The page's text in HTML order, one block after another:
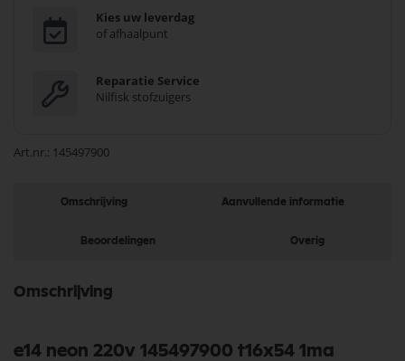
Kies uw leverdag
of afhaalpunt
Reparatie Service
Nilfisk stofzuigers
Art.nr. 145497900
Omschrijving Aanvullende informatie
Beoordelingen Overig
Omschrijving
e14 neon 220v 145497900 t16x54 1ma